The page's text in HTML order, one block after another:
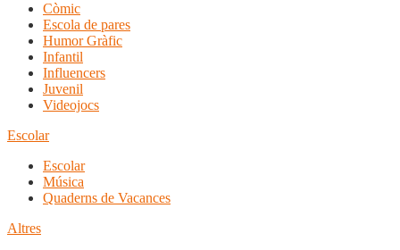
Còmic
Escola de pares
Humor Gràfic
Infantil
Influencers
Juvenil
Videojocs
Escolar
Escolar
Música
Quaderns de Vacances
Altres